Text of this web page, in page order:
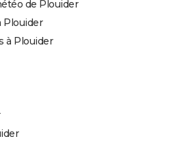
de Plouider
Plouider
à Plouider